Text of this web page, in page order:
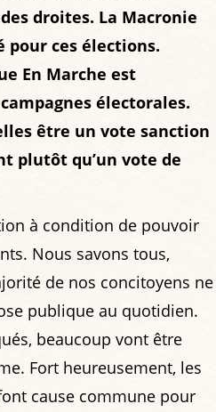
droites. La Macronie
ces élections.
En Marche est
électorales.
être un vote sanction
plutôt qu’un vote de
à condition de pouvoir
Nous savons tous,
de nos concitoyens ne
publique au quotidien.
beaucoup vont être
Fort heureusement, les
cause commune pour